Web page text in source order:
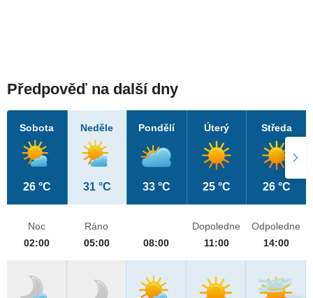
Předpověď na další dny
Sobota
26 °C
Neděle
31 °C
Pondělí
33 °C
Úterý
25 °C
Středa
26 °C
Noc
02:00
Ráno
05:00
08:00
Dopoledne
11:00
Odpoledne
14:00